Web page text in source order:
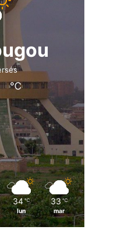
℃
34 ℃
lun
33 ℃
mar